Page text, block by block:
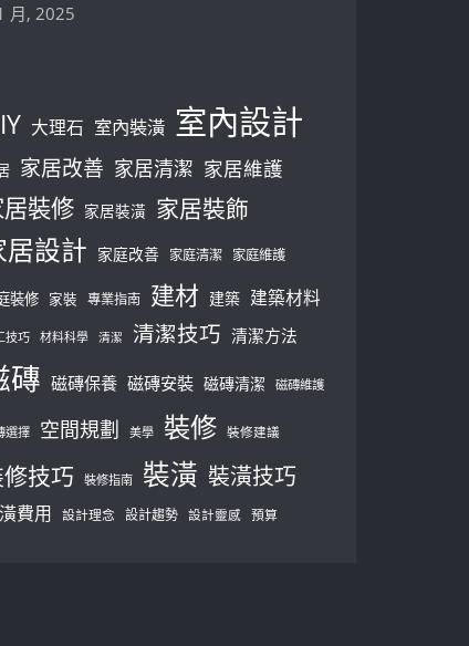
月, 2025
大理石 室內裝潢 室內設計
家居改善 家居清潔 家居維護
裝修 家居裝潢 家居裝飾
居設計 家庭改善 家庭清潔 家庭維護
裝修 家裝 專業指南 建材 建築 建築材料
技巧 材料科學 清潔 清潔技巧 清潔方法
磚 磁磚保養 磁磚安裝 磁磚清潔 磁磚維護
選擇 空間規劃 美學 裝修 裝修建議
技巧 裝修指南 裝潢 裝潢技巧
費用 設計理念 設計趨勢 設計靈感 預算